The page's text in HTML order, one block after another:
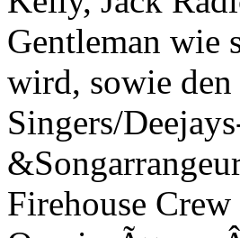
Gentleman wie
wird, sowie
Singers/
Firehouse